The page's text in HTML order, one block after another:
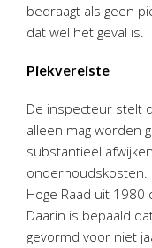
Twinfield –
BaseCone – Facturen
Visionplanner –
Online Salaris –
Nextens-Accorderen
bedraagt als geen
dat wel het geval is.
Piekvereiste
De inspecteur stelt
alleen mag worden
substantieel
onderhoudskosten.
Hoge Raad uit
Daarin is bepaald
gevormd voor niet